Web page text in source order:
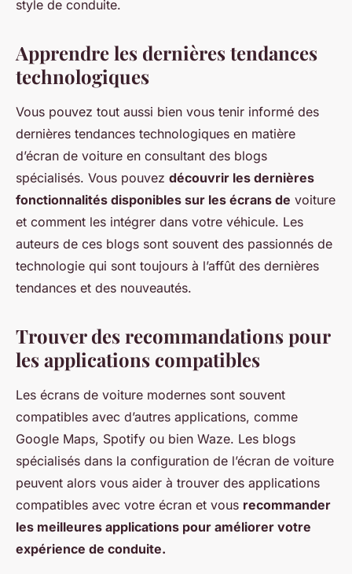
style de conduite.
Apprendre les dernières tendances
technologiques
Vous pouvez tout aussi bien vous tenir informé des
dernières tendances technologiques en matière
d’écran de voiture en consultant des blogs
spécialisés. Vous pouvez découvrir les dernières
fonctionnalités disponibles sur les écrans de voiture
et comment les intégrer dans votre véhicule. Les
auteurs de ces blogs sont souvent des passionnés de
technologie qui sont toujours à l’affût des dernières
tendances et des nouveautés.
Trouver des recommandations pour
les applications compatibles
Les écrans de voiture modernes sont souvent
compatibles avec d’autres applications, comme
Google Maps, Spotify ou bien Waze. Les blogs
spécialisés dans la configuration de l’écran de voiture
peuvent alors vous aider à trouver des applications
compatibles avec votre écran et vous recommander
les meilleures applications pour améliorer votre
expérience de conduite.